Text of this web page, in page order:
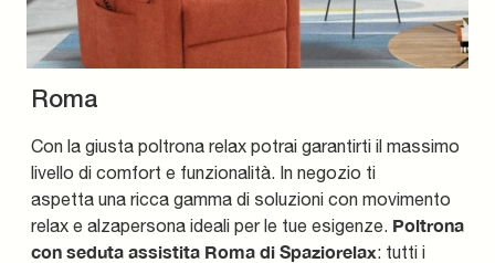
Roma
Con la giusta poltrona relax potrai garantirti il massimo
livello di comfort e funzionalità. In negozio ti
aspetta una ricca gamma di soluzioni con movimento
relax e alzapersona ideali per le tue esigenze. Poltrona
con seduta assistita Roma di Spaziorelax: tutti i